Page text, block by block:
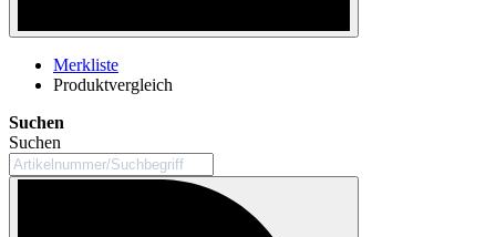
Merkliste
Produktvergleich
Suchen
Suchen